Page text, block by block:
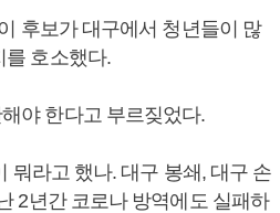
후보가 대구에서 청년들이 많
를 호소했다.
야 한다고 부르짖었다.
뭐라고 했나. 대구 봉쇄, 대구 손
2년간 코로나 방역에도 실패하